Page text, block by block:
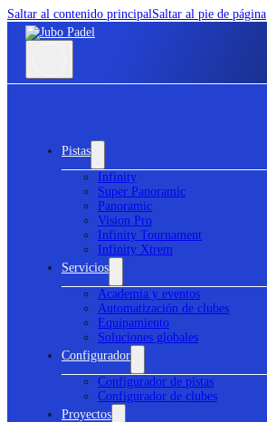
Saltar al contenido principalSaltar al pie de página
Pistas
Infinity
Super Panoramic
Panoramic
Vision Pro
Infinity Tournament
Infinity Xtrem
Servicios
Academia y eventos
Automatización de clubes
Equipamiento
Soluciones globales
Configurador
Configurador de pistas
Configurador de clubes
Proyectos